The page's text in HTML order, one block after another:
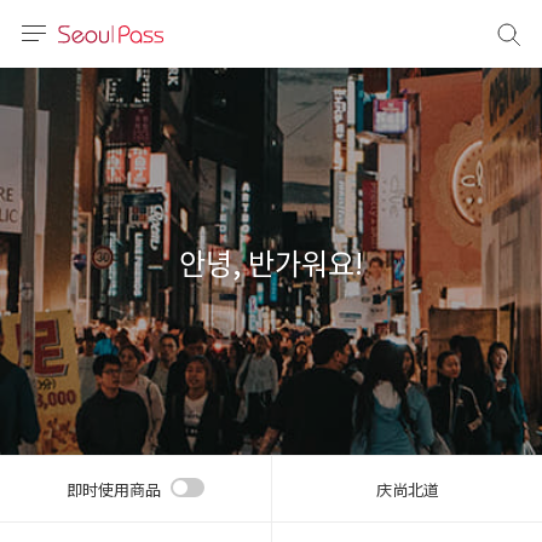
体)
文 (台灣)
안녕, 반가워요!
即时使用商品 庆尚北道